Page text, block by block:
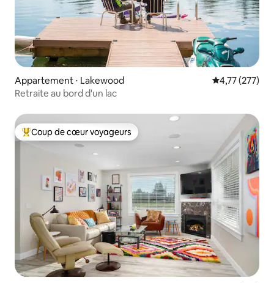
Appartement ⋅ Lakewood Évaluation
4,77 (277)
Retraite au bord d'un lac
Coups de cœur voyageurs les plus appréciés
Coup de cœur voyageurs